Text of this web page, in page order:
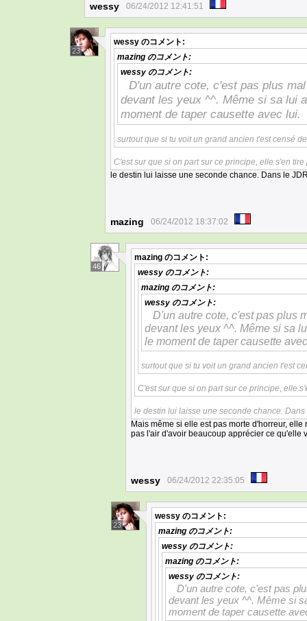
wessy 06/24/2012 12:41:51
23
wessy のコメント:
mazing のコメント:
wessy のコメント:
D'un autre cote, c'est pas plus
devant les yeux ^^. Même si sa lui
moment de taper causette avec lui.
surtout que si tu voit un grand ancien t'est censé
C'est sur que si on part sur ce principe, elle s'en
le destin lui laisse une seconde chance. Dans le
mazing 06/24/2012 18:37:02
46
mazing のコメント:
wessy のコメント:
mazing のコメント:
wessy のコメント:
D'un autre cote, c'est pas plus
devant les yeux ^^. Même si sa
le moment de taper causette
surtout que si tu voit un grand ancien t'est
C'est sur que si on part sur ce principe, elle
le destin lui laisse une seconde chance.
Mais même si elle est pas morte d'horreur,
pas l'air d'avoir beaucoup apprécier ce qu'elle
wessy 06/24/2012 22:35:05
23
wessy のコメント:
mazing のコメント:
wessy のコメント:
mazing のコメント:
wessy のコメント:
D'un autre cote, c'est pas
devant les yeux ^^. Même si
moment de taper causette